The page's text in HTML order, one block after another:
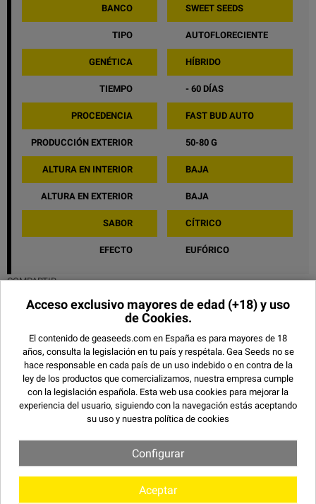
BANCO SWEET SEEDS
TIPO AUTOFLORECIENTE
GENÉTICA HÍBRIDO
TIEMPO - 60 DÍAS
PROCEDENCIA FAST BUD AUTO
PRODUCCIÓN EXTERIOR 50-80 G
ALTURA EN INTERIOR BAJA
ALTURA EN EXTERIOR BAJA
SABOR CÍTRICO
EFECTO EUFÓRICO
COMPARTIR
Imágenes de Fast Bud 2 Auto
Acceso exclusivo mayores de edad (+18) y uso
de Cookies.
El contenido de geaseeds.com en España es para mayores de 18
años, consulta la legislación en tu país y respétala. Gea Seeds no se
hace responsable en cada país de un uso indebido o en contra de la
ley de los productos que comercializamos, nuestra empresa cumple
con la legislación española. Esta web usa cookies para mejorar la
experiencia del usuario, siguiendo con la navegación estás aceptando
su uso y nuestra política de cookies
Configurar
Aceptar